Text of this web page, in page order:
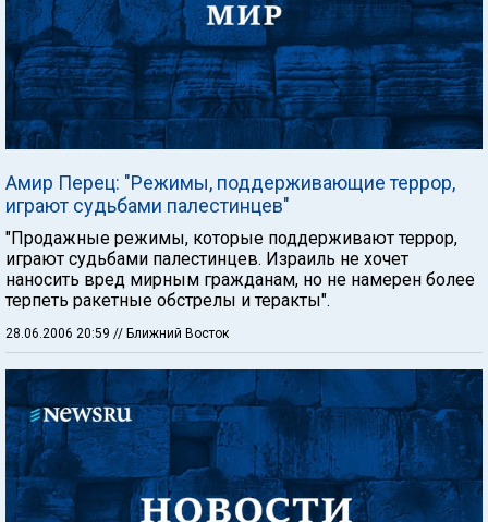
Амир Перец: "Режимы, поддерживающие террор,
играют судьбами палестинцев"
"Продажные режимы, которые поддерживают террор,
играют судьбами палестинцев. Израиль не хочет
наносить вред мирным гражданам, но не намерен более
терпеть ракетные обстрелы и теракты".
28.06.2006 20:59 // Ближний Восток